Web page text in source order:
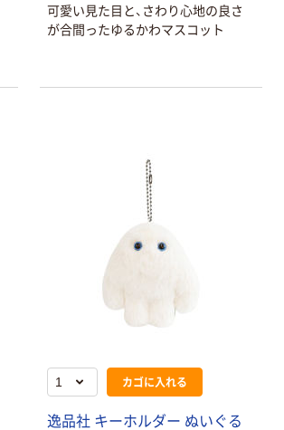
可愛い見た目と、さわり心地の良さ
が合間ったゆるかわマスコット
カゴに入れる
逸品社 キーホルダー ぬいぐる
オリジナル
オリジナル
アスクル プラス
チックグローブ
ーフリー）
本気プライス
スタンダード
￥126~